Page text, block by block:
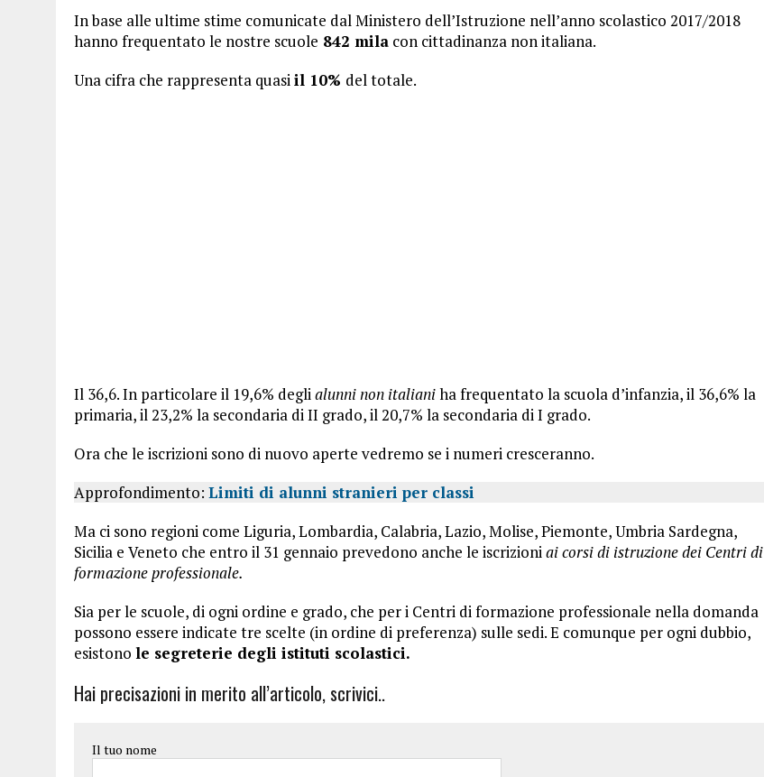
In base alle ultime stime comunicate dal Ministero dell’Istruzione nell’anno scolastico 2017/2018
hanno frequentato le nostre scuole 842 mila con cittadinanza non italiana.
Una cifra che rappresenta quasiil 10% del totale.
Il 36,6. In particolare il 19,6% deglialunni non italianiha frequentato la scuola d’infanzia, il 36,6% la
primaria, il 23,2% la secondaria di II grado, il 20,7% la secondaria di I grado.
Ora che le iscrizioni sono di nuovo aperte vedremo se i numeri cresceranno.
Approfondimento: Limiti di alunni stranieri per classi
Ma ci sono regioni come Liguria, Lombardia, Calabria, Lazio, Molise, Piemonte, Umbria Sardegna,
Sicilia e Veneto che entro il 31 gennaio prevedono anche le iscrizioniai corsi di istruzione dei Centri di
formazione professionale.
Sia per le scuole, di ogni ordine e grado, che per i Centri di formazione professionale nella domanda
possono essere indicate tre scelte (in ordine di preferenza) sulle sedi. E comunque per ogni dubbio,
esistono le segreterie degli istituti scolastici.
Hai precisazioni in merito all’articolo, scrivici..
Il tuo nome